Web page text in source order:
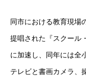
同市における教育現場
提唱された『スクール
に加速し、同年には全
テレビと書画カメラ、